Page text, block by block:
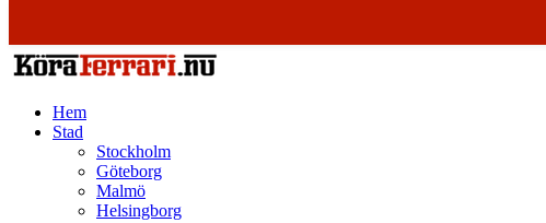
Hem
Stad
Stockholm
Göteborg
Malmö
Helsingborg